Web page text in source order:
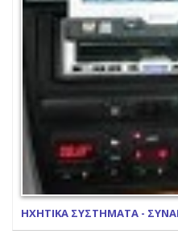
ΗΧΗΤΙΚΑ ΣΥΣΤΗΜΑΤΑ -